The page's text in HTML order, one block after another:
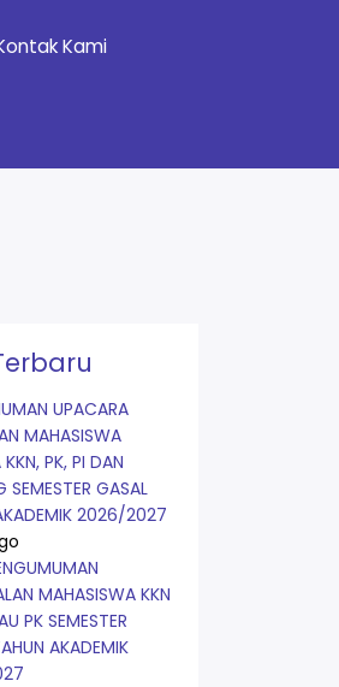
Kami
UPACARA
MAHASISWA
KKN, PK, PI DAN
SEMESTER GASAL
2026/2027
MAHASISWA KKN
PK SEMESTER
AKADEMIK